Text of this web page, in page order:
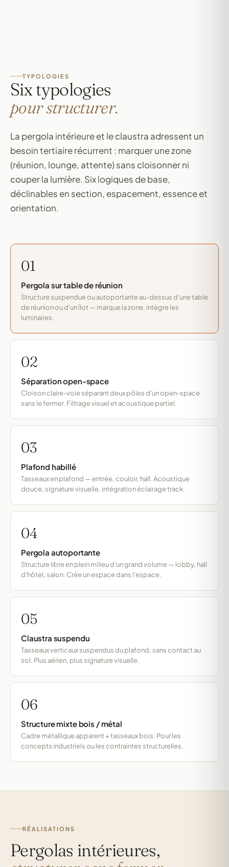
TYPOLOGIES
Six typologies
pour structurer.
La pergola intérieure et le claustra adressent un
besoin tertiaire récurrent : marquer une zone
(réunion, lounge, attente) sans cloisonner ni
couper la lumière. Six logiques de base,
déclinables en section, espacement, essence et
orientation.
01
Pergola sur table de réunion
Structure suspendue ou autoportante au-dessus d'une table
de réunion ou d'un îlot — marque la zone, intègre les
luminaires.
02
Séparation open-space
Cloison claire-voie séparant deux pôles d'un open-space
sans le fermer. Filtrage visuel et acoustique partiel.
03
Plafond habillé
Tasseaux en plafond — entrée, couloir, hall. Acoustique
douce, signature visuelle, intégration éclairage track.
04
Pergola autoportante
Structure libre en plein milieu d'un grand volume — lobby, hall
d'hôtel, salon. Crée un espace dans l'espace.
05
Claustra suspendu
Tasseaux verticaux suspendus du plafond, sans contact au
sol. Plus aérien, plus signature visuelle.
06
Structure mixte bois / métal
Cadre métallique apparent + tasseaux bois. Pour les
concepts industriels ou les contraintes structurelles.
RÉALISATIONS
Pergolas intérieures,